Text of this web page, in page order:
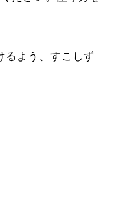
るよう、すこしず